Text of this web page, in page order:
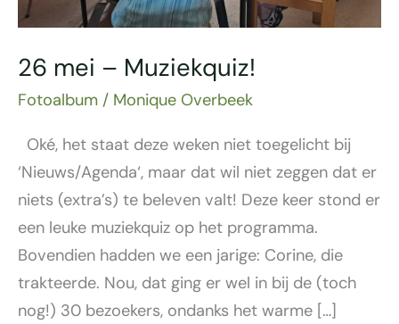
26 mei – Muziekquiz!
Fotoalbum / Monique Overbeek
Oké, het staat deze weken niet toegelicht bij
‘Nieuws/Agenda‘, maar dat wil niet zeggen dat er
niets (extra’s) te beleven valt! Deze keer stond er
een leuke muziekquiz op het programma.
Bovendien hadden we een jarige: Corine, die
trakteerde. Nou, dat ging er wel in bij de (toch
nog!) 30 bezoekers, ondanks het warme […]